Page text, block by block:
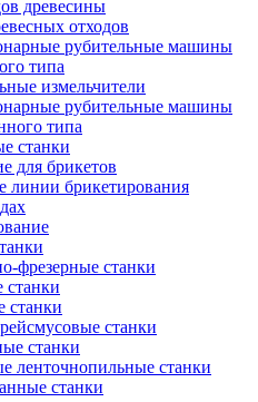
древесины
отходов
рубительные машины
типа
измельчители
рубительные машины
типа
станки
для брикетов
линии брикетирования
фрезерные станки
станки
станки
станки
станки
ленточнопильные станки
станки